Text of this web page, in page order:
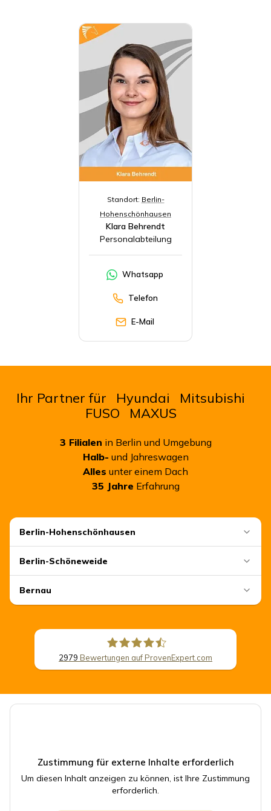
Standort: Berlin-
Hohenschönhausen
Klara Behrendt
Personalabteilung
Whatsapp
Telefon
E-Mail
Ihr Partner für Hyundai
Mitsubishi
FUSO
MAXUS
3 Filialen in Berlin und Umgebung
Halb- und Jahreswagen
Alles unter einem Dach
35 Jahre Erfahrung
Berlin-Hohenschönhausen
Berlin-Schöneweide
Bernau
2979 Bewertungen auf ProvenExpert.com
Zustimmung für externe Inhalte erforderlich
Um diesen Inhalt anzeigen zu können, ist Ihre Zustimmung
erforderlich.